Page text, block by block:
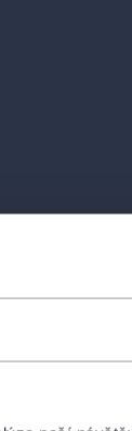
Chomutov